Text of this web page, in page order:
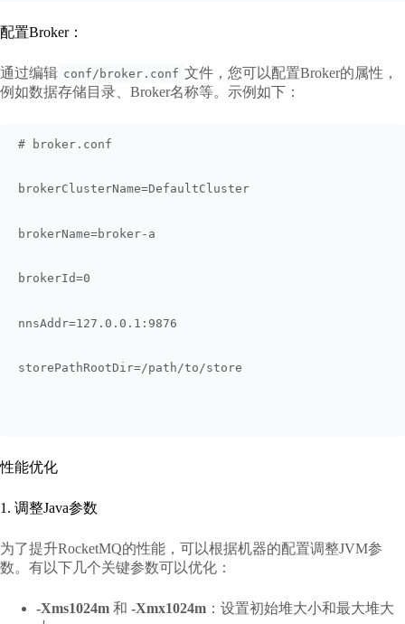
配置Broker：
通过编辑 conf/broker.conf 文件，您可以配置Broker的属性，
例如数据存储目录、Broker名称等。示例如下：
# broker.conf
brokerClusterName=DefaultCluster
brokerName=broker-a
brokerId=0
nnsAddr=127.0.0.1:9876
storePathRootDir=/path/to/store
性能优化
1. 调整Java参数
为了提升RocketMQ的性能，可以根据机器的配置调整JVM参
数。有以下几个关键参数可以优化：
-Xms1024m 和 -Xmx1024m ：设置初始堆大小和最大堆大